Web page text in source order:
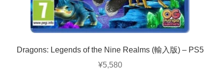
Dragons: Legends of the Nine Realms (輸入版) – PS5
¥5,580